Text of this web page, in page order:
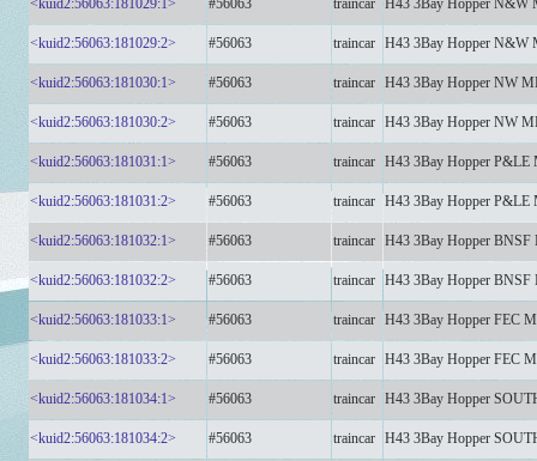
<kuid2:56063:181029:1> #56063 traincar H43 3Bay Hopper N&W
<kuid2:56063:181029:2> #56063 traincar H43 3Bay Hopper N&W
<kuid2:56063:181030:1> #56063 traincar H43 3Bay Hopper NW
<kuid2:56063:181030:2> #56063 traincar H43 3Bay Hopper NW
<kuid2:56063:181031:1> #56063 traincar H43 3Bay Hopper P&LE
<kuid2:56063:181031:2> #56063 traincar H43 3Bay Hopper P&LE
<kuid2:56063:181032:1> #56063 traincar H43 3Bay Hopper
<kuid2:56063:181032:2> #56063 traincar H43 3Bay Hopper
<kuid2:56063:181033:1> #56063 traincar H43 3Bay Hopper FEC
<kuid2:56063:181033:2> #56063 traincar H43 3Bay Hopper FEC
<kuid2:56063:181034:1> #56063 traincar H43 3Bay Hopper
<kuid2:56063:181034:2> #56063 traincar H43 3Bay Hopper